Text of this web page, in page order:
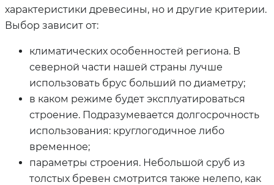
характеристики древесины, но и другие критерии.
Выбор зависит от:
климатических особенностей региона. В
северной части нашей страны лучше
использовать брус больший по диаметру;
в каком режиме будет эксплуатироваться
строение. Подразумевается долгосрочность
использования: круглогодичное либо
временное;
параметры строения. Небольшой сруб из
толстых бревен смотрится также нелепо, как